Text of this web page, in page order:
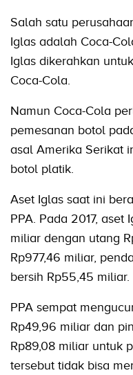
Salah satu
Iglas adalah Coca-
Iglas dikerahkan
Coca-Cola.
Namun Coca-Cola
pemesanan botol
asal Amerika Serikat
botol platik.
Aset Iglas saat ini
PPA. Pada 2017, aset
miliar dengan utang
Rp977,46 miliar,
bersih Rp55,45 miliar.
PPA sempat
Rp49,96 miliar dan
Rp89,08 miliar untuk
tersebut tidak bisa